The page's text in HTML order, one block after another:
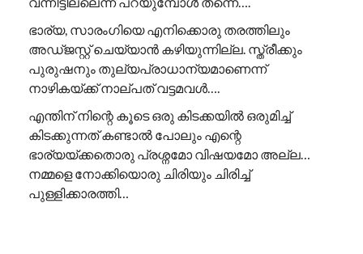
ഭാര്യ, സാരംഗിയെ എനിക്കൊരു തരത്തിലും
അഡ്ജസ്റ്റ് ചെയ്യാൻ കഴിയുന്നില്ല. സ്ത്രീക്കും
പുരുഷനും തുല്യപ്രാധാന്യമാണെന്ന്
നാഴികയ്ക്ക് നാല്പത് വട്ടമവൾ….
എന്തിന് നിന്റെ കൂടെ ഒരു കിടക്കയിൽ ഒരുമിച്ച്
കിടക്കുന്നത് കണ്ടാൽ പോലും എന്റെ
ഭാര്യയ്ക്കതൊരു പ്രശ്നമോ വിഷയമോ അല്ല…
നമ്മളെ നോക്കിയൊരു ചിരിയും ചിരിച്ച്
പുള്ളിക്കാരത്തി…